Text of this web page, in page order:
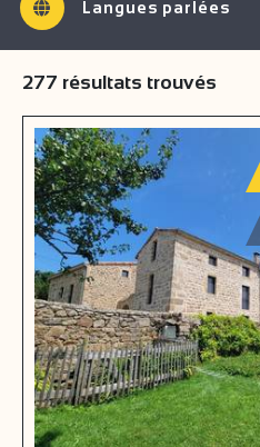
Langues parlées
277 résultats trouvés